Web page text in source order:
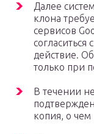
Далее
клона
сервисов
действие.
только при
В течении
копия, о